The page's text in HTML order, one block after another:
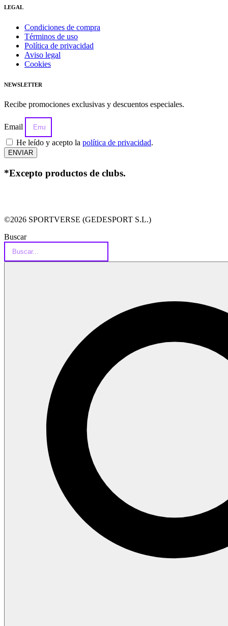
LEGAL
Condiciones de compra
Términos de uso
Política de privacidad
Aviso legal
Cookies
NEWSLETTER
Recibe promociones exclusivas y descuentos especiales.
Email
He leído y acepto la política de privacidad.
ENVIAR
*Excepto productos de clubs.
©2026 SPORTVERSE (GEDESPORT S.L.)
Buscar